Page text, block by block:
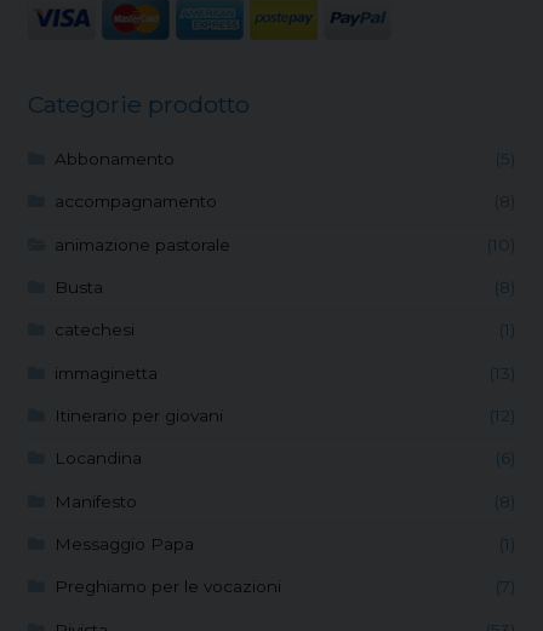
Categorie prodotto
Abbonamento (5)
accompagnamento (8)
animazione pastorale (10)
Busta (8)
catechesi (1)
immaginetta (13)
Itinerario per giovani (12)
Locandina (6)
Manifesto (8)
Messaggio Papa (1)
Preghiamo per le vocazioni (7)